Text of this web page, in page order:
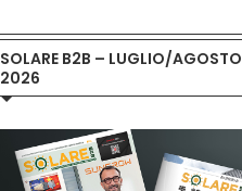
SOLARE B2B – LUGLIO/AGOSTO
2026